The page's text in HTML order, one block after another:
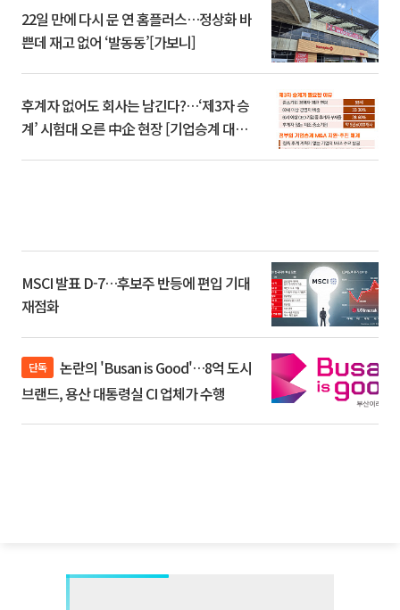
22일 만에 다시 문 연 홈플러스…정상화 바
쁜데 재고 없어 ‘발동동’[가보니]
후계자 없어도 회사는 남긴다?…‘제3자 승
계’ 시험대 오른 中企 현장 [기업승계 대전
MSCI 발표 D-7…후보주 반등에 편입 기대
재점화
단독
브랜드, 용산 대통령실 CI 업체가 수행